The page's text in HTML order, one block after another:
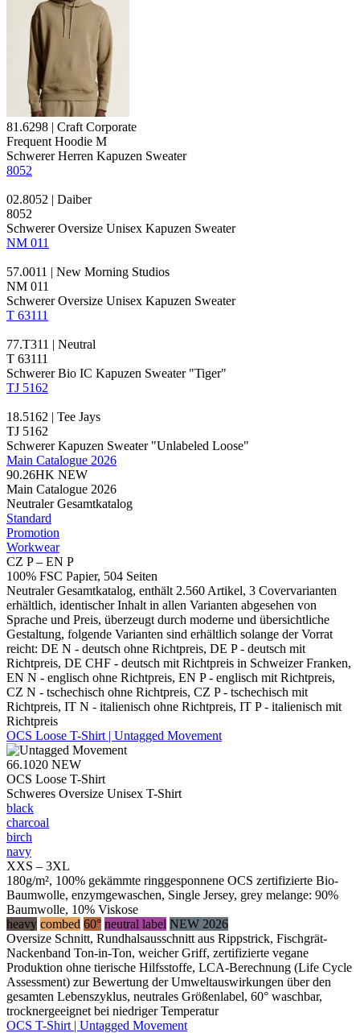
81.6298 | Craft Corporate
Frequent Hoodie M
Schwerer Herren Kapuzen Sweater
8052
02.8052 | Daiber
8052
Schwerer Oversize Unisex Kapuzen Sweater
NM 011
57.0011 | New Morning Studios
NM 011
Schwerer Oversize Unisex Kapuzen Sweater
T 63111
77.T311 | Neutral
T 63111
Schwerer Bio IC Kapuzen Sweater "Tiger"
TJ 5162
18.5162 | Tee Jays
TJ 5162
Schwerer Kapuzen Sweater "Unlabeled Loose"
Main Catalogue 2026
90.26HK NEW
Main Catalogue 2026
Neutraler Gesamtkatalog
Standard
Promotion
Workwear
CZ P – EN P
100% FSC Papier, 504 Seiten
Neutraler Gesamtkatalog, enthält 2.560 Artikel, 3 Covervarianten
erhältlich, identischer Inhalt in allen Varianten abgesehen von
Sprache und Preis, überzeugt durch moderne und übersichtliche
Gestaltung, folgende Varianten sind erhältlich solange der Vorrat
reicht: DE N - deutsch ohne Richtpreis, DE P - deutsch mit
Richtpreis, DE CHF - deutsch mit Richtpreis in Schweizer Franken,
EN N - englisch ohne Richtpreis, EN P - englisch mit Richtpreis,
CZ N - tschechisch ohne Richtpreis, CZ P - tschechisch mit
Richtpreis, IT N - italienisch ohne Richtpreis, IT P - italienisch mit
Richtpreis
OCS Loose T-Shirt | Untagged Movement
66.1020 NEW
OCS Loose T-Shirt
Schweres Oversize Unisex T-Shirt
black
charcoal
birch
navy
XXS – 3XL
180g/m², 100% gekämmte ringgesponnene OCS zertifizierte Bio-
Baumwolle, enzymgewaschen, Single Jersey, grey melange: 90%
Baumwolle, 10% Viskose
heavy combed 60° neutral label NEW 2026
Oversize Schnitt, Rundhalsausschnitt aus Rippstrick, Fischgrät-
Nackenband Ton-in-Ton, weicher Griff, zertifizierte vegane
Produktion ohne tierische Hilfsstoffe, LCA-Berechnung (Life Cycle
Assessment) zur Bewertung der Umweltauswirkungen über den
gesamten Lebenszyklus, neutrales Größenlabel, 60° waschbar,
trocknergeeignet bei niedriger Temperatur
OCS T-Shirt | Untagged Movement